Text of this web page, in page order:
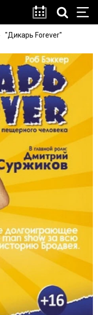
"Дикарь Forever"